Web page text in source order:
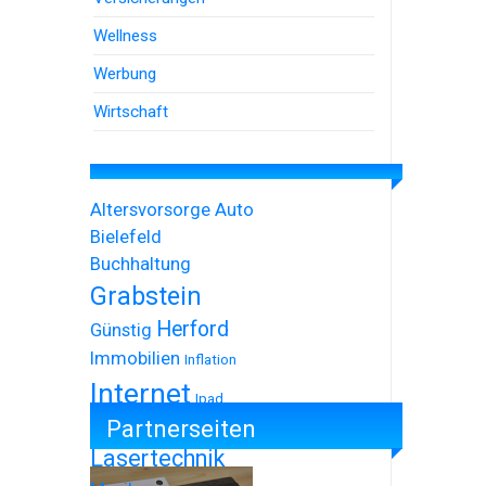
Wellness
Werbung
Wirtschaft
Altersvorsorge Auto
Bielefeld
Buchhaltung
Grabstein
Günstig Herford
Immobilien Inflation
Internet Ipad
Iphone
Lasertechnik
Partnerseiten